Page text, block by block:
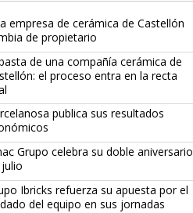
empresa de cerámica de Castellón
de propietario
de una compañía cerámica de
el proceso entra en la recta
publica sus resultados
Grupo celebra su doble aniversario
Ibricks refuerza su apuesta por el
del equipo en sus jornadas